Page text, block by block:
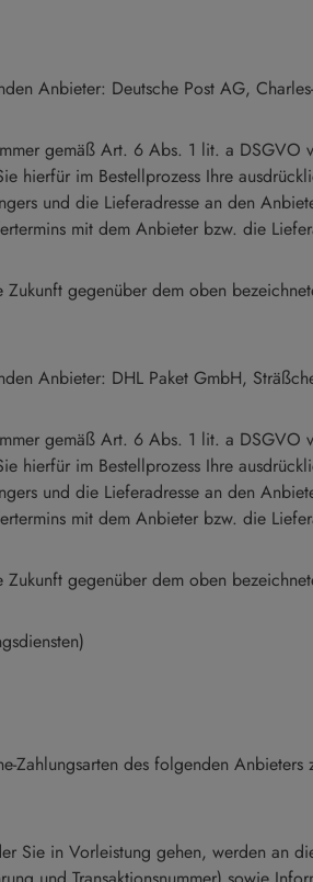
Anbieter: Deutsche Post AG,
gemäß Art. 6 Abs. 1 lit. a
hierfür im Bestellprozess Ihre
und die Lieferadresse an den
mit dem Anbieter bzw. die
gegenüber dem oben
Anbieter: DHL Paket GmbH,
gemäß Art. 6 Abs. 1 lit. a
hierfür im Bestellprozess Ihre
und die Lieferadresse an den
mit dem Anbieter bzw. die
gegenüber dem oben
Zahlungsarten des folgenden
Sie in Vorleistung gehen, werden an